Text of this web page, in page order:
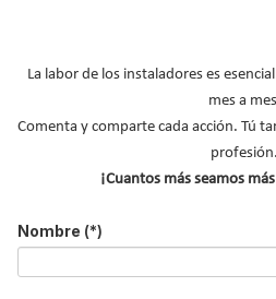
futuro sostenible
Construcción
La labor de los instaladores es
mes a
Comenta y comparte cada acción. Tú
profesión.
¡Cuantos más seamos
Nombre (*)